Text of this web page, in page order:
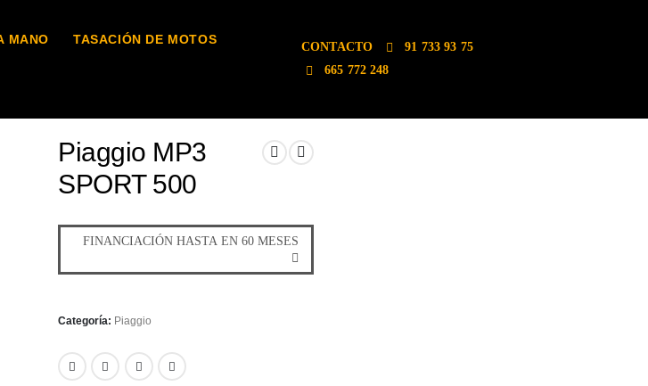
MANO TASACIÓN DE MOTOS
CONTACTO
91 733 93 75
665 772 248
Piaggio MP3
SPORT 500
Categoría: Piaggio